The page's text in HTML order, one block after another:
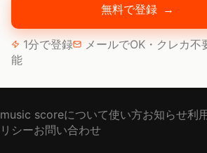
無料で登録 →
1分で登録 メールでOK・クレカ不
能
music scoreについて使い方お知らせ利
リシーお問い合わせ